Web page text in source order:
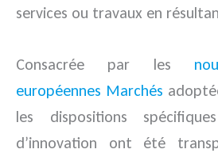
services ou travaux en
Consacrée par les
européennes Marchés
les dispositions
d’innovation ont été